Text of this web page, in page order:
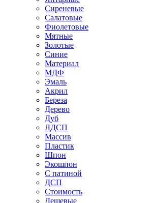
Сиреневые
Салатовые
Фиолетовые
Мятные
Золотые
Синие
Материал
МДФ
Эмаль
Акрил
Береза
Дерево
Дуб
ЛДСП
Массив
Пластик
Шпон
Экошпон
С патиной
ДСП
Стоимость
Дешевые